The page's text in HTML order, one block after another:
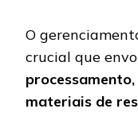
O
crucial que
materiais de